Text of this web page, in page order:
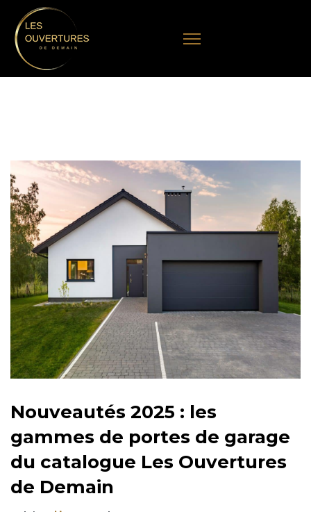
Nouveautés 2025 : les
gammes de portes de garage
du catalogue Les Ouvertures
de Demain